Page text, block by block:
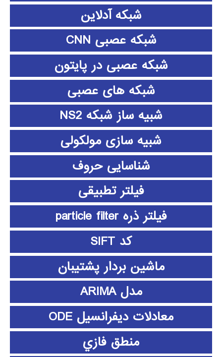
شبکه آدلاین
شبکه عصبی CNN
شبکه عصبی در پایتون
شبکه های عصبی
شبیه ساز شبکه NS2
شبیه سازی مولکولی
شناسایی حروف
فیلتر تطبیقی
فیلتر ذره particle filter
کد SIFT
ماشین بردار پشتیبان
مدل ARIMA
معادلات دیفرانسیل ODE
منطق فازي